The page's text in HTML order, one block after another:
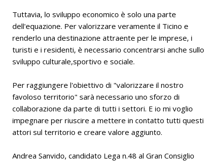
Tuttavia, lo sviluppo economico è solo una parte
dell'equazione. Per valorizzare veramente il Ticino e
renderlo una destinazione attraente per le imprese, i
turisti e i residenti, è necessario concentrarsi anche sullo
sviluppo culturale,sportivo e sociale.
Per raggiungere l'obiettivo di "valorizzare il nostro
favoloso territorio" sarà necessario uno sforzo di
collaborazione da parte di tutti i settori. E io mi voglio
impegnare per riuscire a mettere in contatto tutti questi
attori sul territorio e creare valore aggiunto.
Andrea Sanvido, candidato Lega n.48 al Gran Consiglio